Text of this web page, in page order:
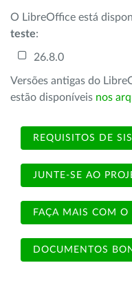
O LibreOffice está
teste:
26.8.0
Versões antigas do
estão disponíveis nos
REQUISITOS DE
JUNTE-SE AO
FAÇA MAIS COM O
DOCUMENTOS